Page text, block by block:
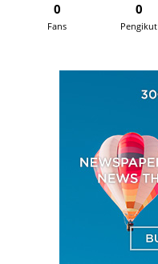
0
Fans
0
Pengikut